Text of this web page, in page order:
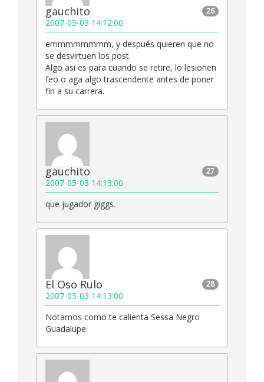
26
gauchito
2007-05-03 14:12:00
emmmmmmmm, y después quieren que no
se desvirtuen los post.
Algo asi es para cuando se retire, lo lesionen
feo o aga algo trascendente antes de poner
fin a su carrera.
27
gauchito
2007-05-03 14:13:00
que jugador giggs.
28
El Oso Rulo
2007-05-03 14:13:00
Notamos como te calienta Sessa Negro
Guadalupe.